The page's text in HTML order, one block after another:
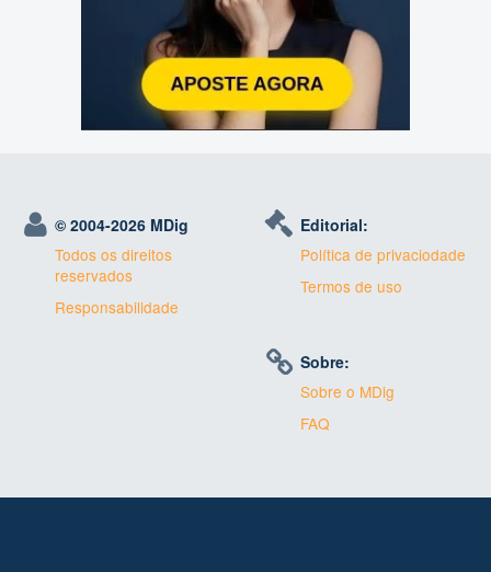
© 2004-2026 MDig
Todos os direitos
reservados
Responsabilidade
Editorial:
Política de privaciodade
Termos de uso
Sobre:
Sobre o MDig
FAQ